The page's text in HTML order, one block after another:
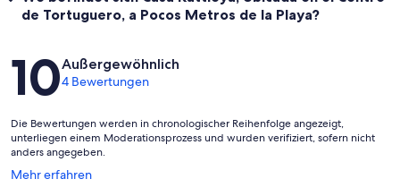
de Tortuguero, a Pocos Metros de la Playa?
Bewertungen
10Außergewöhnlich
4 Bewertungen
Die Bewertungen werden in chronologischer Reihenfolge angezeigt,
unterliegen einem Moderationsprozess und wurden verifiziert, sofern nicht
anders angegeben.
Mehr erfahren
Wird